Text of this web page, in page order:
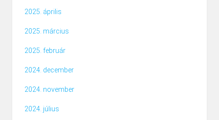
2025. április
2025. március
2025. február
2024. december
2024. november
2024. július